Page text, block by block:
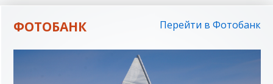
ФОТОБАНК Перейти в Фотобанк